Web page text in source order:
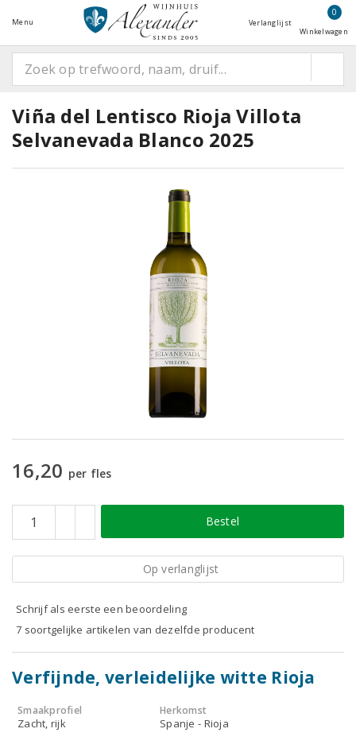
Menu Verlanglijst
0
Winkelwagen
Viña del Lentisco Rioja Villota
Selvanevada Blanco 2025
16,20 per fles
Bestel
Op verlanglijst
Schrijf als eerste een beoordeling
7 soortgelijke artikelen van dezelfde producent
Verfijnde, verleidelijke witte Rioja
Smaakprofiel
Zacht, rijk
Herkomst
Spanje - Rioja